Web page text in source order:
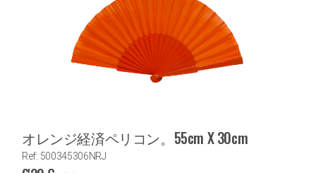
オレンジ経済ペリコン。55cm X 30cm
Ref: 500345306NRJ